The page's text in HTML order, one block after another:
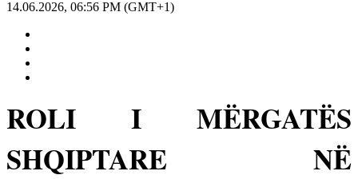
14.06.2026, 06:56 PM (GMT+1)
ROLI I MËRGATËS
SHQIPTARE NË